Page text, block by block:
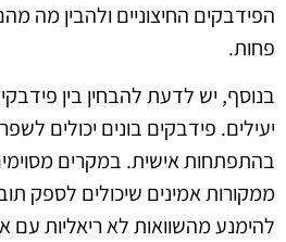
הפידבקים החיצוניים ולהבין מה
פחות.
בנוסף, יש לדעת להבחין בין
יעילים. פידבקים בונים יכולים
בהתפתחות אישית. במקרים
ממקורות אמינים שיכולים לספק
להימנע מהשוואות לא ריאליות עם